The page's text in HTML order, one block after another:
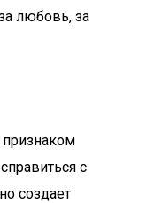
любовь, за
признаком
с
создает